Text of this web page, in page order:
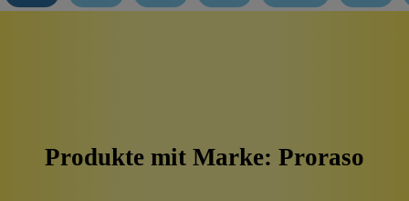
Produkte mit Marke: Proraso